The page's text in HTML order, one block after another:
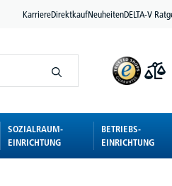
KarriereDirektkaufNeuheitenDELTA-V
SOZIALRAUM-
EINRICHTUNG
BETRIEBS-
EINRICHTUNG